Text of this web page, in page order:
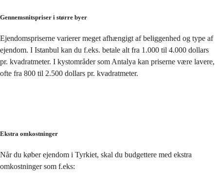
Gennemsnitspriser i større byer
Ejendomspriserne varierer meget afhængigt af beliggenhed og type af
ejendom. I Istanbul kan du f.eks. betale alt fra 1.000 til 4.000 dollars
pr. kvadratmeter. I kystområder som Antalya kan priserne være lavere,
ofte fra 800 til 2.500 dollars pr. kvadratmeter.
Ekstra omkostninger
Når du køber ejendom i Tyrkiet, skal du budgettere med ekstra
omkostninger som f.eks: